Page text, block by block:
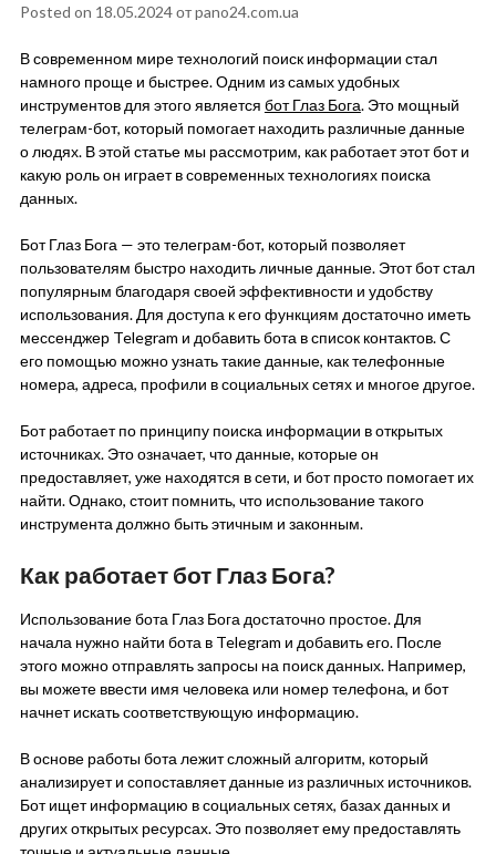
Posted on 18.05.2024отpano24.com.ua
В современном мире технологий поиск информации стал
намного проще и быстрее. Одним из самых удобных
инструментов для этого является бот Глаз Бога. Это мощный
телеграм-бот, который помогает находить различные данные
о людях. В этой статье мы рассмотрим, как работает этот бот и
какую роль он играет в современных технологиях поиска
данных.
Бот Глаз Бога — это телеграм-бот, который позволяет
пользователям быстро находить личные данные. Этот бот стал
популярным благодаря своей эффективности и удобству
использования. Для доступа к его функциям достаточно иметь
мессенджер Telegram и добавить бота в список контактов. С
его помощью можно узнать такие данные, как телефонные
номера, адреса, профили в социальных сетях и многое другое.
Бот работает по принципу поиска информации в открытых
источниках. Это означает, что данные, которые он
предоставляет, уже находятся в сети, и бот просто помогает их
найти. Однако, стоит помнить, что использование такого
инструмента должно быть этичным и законным.
Как работает бот Глаз Бога?
Использование бота Глаз Бога достаточно простое. Для
начала нужно найти бота в Telegram и добавить его. После
этого можно отправлять запросы на поиск данных. Например,
вы можете ввести имя человека или номер телефона, и бот
начнет искать соответствующую информацию.
В основе работы бота лежит сложный алгоритм, который
анализирует и сопоставляет данные из различных источников.
Бот ищет информацию в социальных сетях, базах данных и
других открытых ресурсах. Это позволяет ему предоставлять